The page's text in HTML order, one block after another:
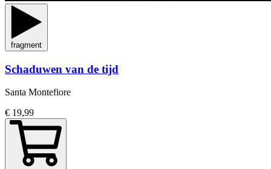
fragment
Schaduwen van de tijd
Santa Montefiore
€ 19,99